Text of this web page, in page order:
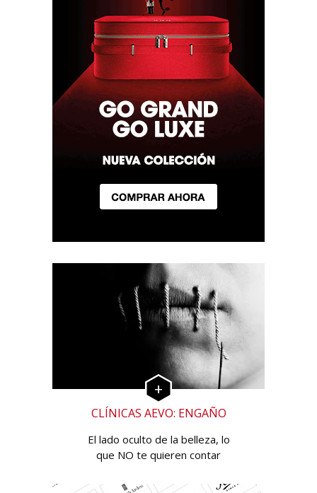
CLÍNICAS AEVO: ENGAÑO
El lado oculto de la belleza, lo
que NO te quieren contar